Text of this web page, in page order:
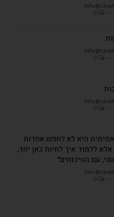
היא לא לחפש אחדות
ללמוד איך לחיות כאן יחד,
עם הוויכוחים"